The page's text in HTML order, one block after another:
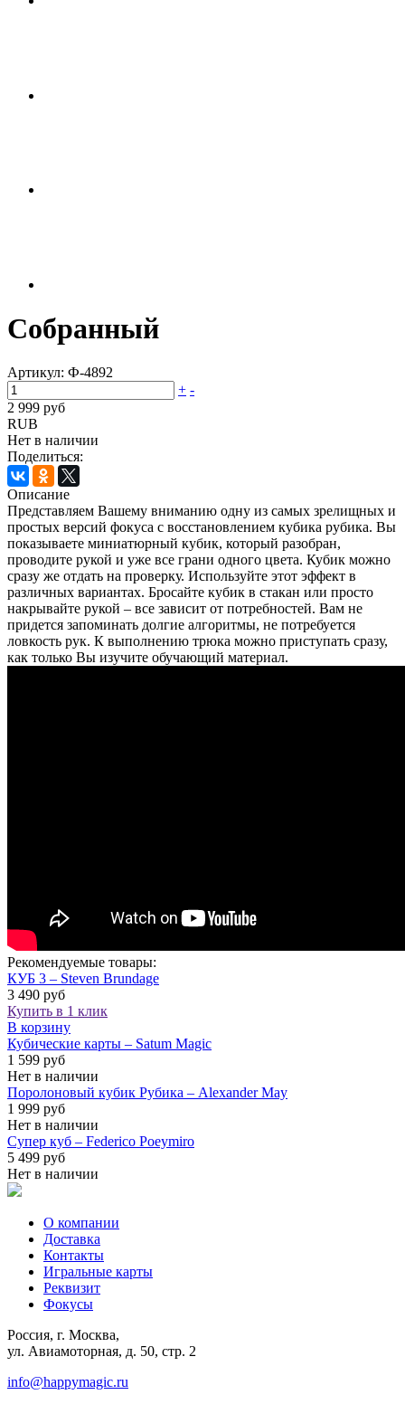
Собранный
Артикул: Ф-4892
+ -
2 999 руб
RUB
Нет в наличии
Поделиться:
Описание
Представляем Вашему вниманию одну из самых зрелищных и
простых версий фокуса с восстановлением кубика рубика. Вы
показываете миниатюрный кубик, который разобран,
проводите рукой и уже все грани одного цвета. Кубик можно
сразу же отдать на проверку. Используйте этот эффект в
различных вариантах. Бросайте кубик в стакан или просто
накрывайте рукой – все зависит от потребностей. Вам не
придется запоминать долгие алгоритмы, не потребуется
ловкость рук. К выполнению трюка можно приступать сразу,
как только Вы изучите обучающий материал.
Рекомендуемые товары:
КУБ 3 – Steven Brundage
3 490 руб
Купить в 1 клик
В корзину
Кубические карты – Satum Magic
1 599 руб
Нет в наличии
Поролоновый кубик Рубика – Alexander May
1 999 руб
Нет в наличии
Супер куб – Federico Poeymiro
5 499 руб
Нет в наличии
О компании
Доставка
Контакты
Игральные карты
Реквизит
Фокусы
Россия, г. Москва,
ул. Авиамоторная, д. 50, стр. 2
info@happymagic.ru